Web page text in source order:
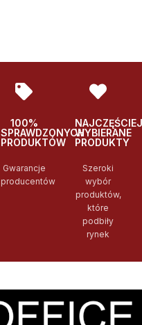
100%
SPRAWDZONYCH
PRODUKTÓW
Gwarancje
producentów
NAJCZĘŚCIEJ
WYBIERANE
PRODUKTY
Szeroki
wybór
produktów,
które
podbiły
rynek